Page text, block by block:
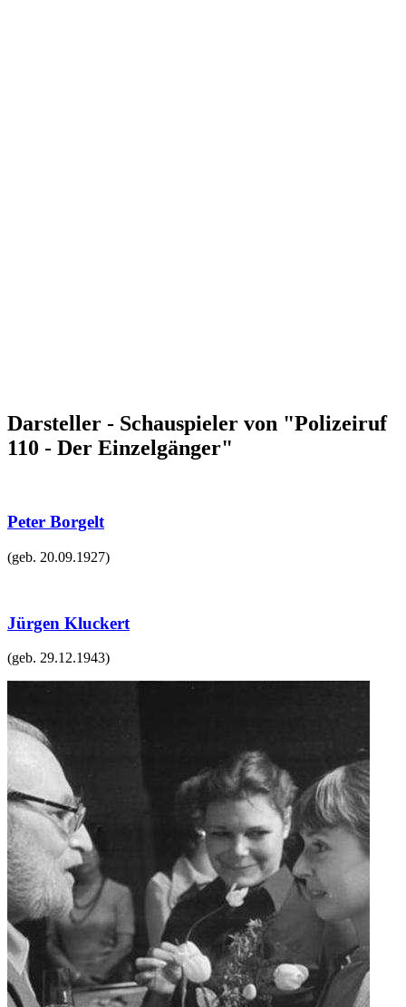
Darsteller - Schauspieler von "Polizeiruf
110 - Der Einzelgänger"
Peter Borgelt
(geb. 20.09.1927)
Jürgen Kluckert
(geb. 29.12.1943)